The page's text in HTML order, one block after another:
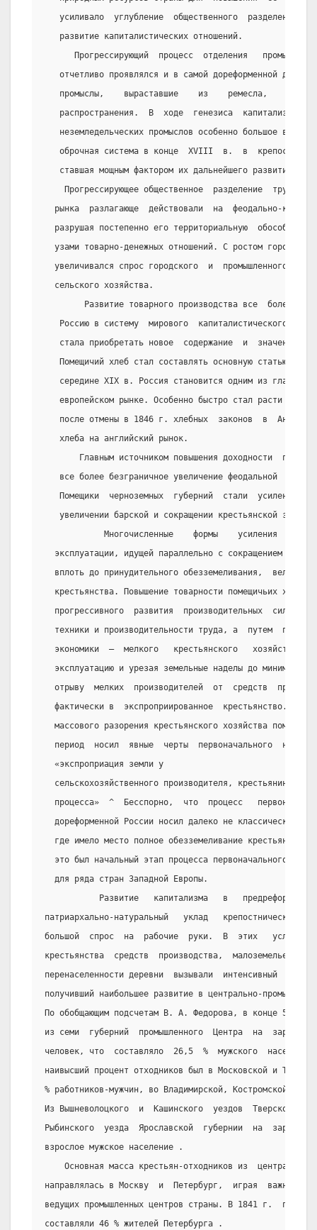
усиливало  углубление  общественного  разделения
   развитие капиталистических отношений.
Прогрессирующий  процесс  отделения
отчетливо проявлялся и в самой дореформенной
промыслы,    выраставшие    из    ремесла,
распространения.  В  ходе  генезиса  капитализма
неземледельческих промыслов особенно большое
оброчная система в конце  XVIII  в.  в  крепостной
   ставшая мощным фактором их дальнейшего развития.
Прогрессирующее общественное  разделение  труда,
рынка  разлагающе  действовали  на  феодально-
разрушая постепенно его территориальную
узами товарно-денежных отношений. С ростом городов и
увеличивался спрос городского  и  промышленного
  сельского хозяйства.
Развитие товарного производства все  более
Россию в систему  мирового  капиталистического
стала приобретать новое  содержание  и  значение
Помещичий хлеб стал составлять основную статью
середине XIX в. Россия становится одним из главных
европейском рынке. Особенно быстро стал расти
после отмены в 1846 г. хлебных  законов  в  Англии,
   хлеба на английский рынок.
Главным источником повышения доходности
все более безграничное увеличение феодальной
Помещики  черноземных  губерний  стали  усиленно
увеличении барской и сокращении крестьянской
Многочисленные    формы    усиления
эксплуатации, идущей параллельно с сокращением
вплоть до принудительного обезземеливания,  вели  к
крестьянства. Повышение товарности помещичьих
прогрессивного  развития  производительных  сил,  не
техники и производительности труда, а  путем
экономики  —  мелкого   крестьянского   хозяйства.
эксплуатацию и урезая земельные наделы до минимума,
отрыву  мелких  производителей  от  средств
фактически в  экспроприированное  крестьянство.  В
массового разорения крестьянского хозяйства
период  носил  явные  черты  первоначального
  «экспроприация земли у
сельскохозяйственного производителя, крестьянина,
процесса»  ^  Бесспорно,  что  процесс
дореформенной России носил далеко не классическую
где имело место полное обезземеливание крестьянства.
это был начальный этап процесса первоначального
  для ряда стран Западной Европы.
Развитие   капитализма   в
патриархально-натуральный   уклад   крепостнической
большой  спрос  на  рабочие  руки.  В  этих   условиях
крестьянства  средств  производства,  малоземелье   и
перенаселенности деревни  вызывали  интенсивный  рост
получивший наибольшее развитие в центрально-
По обобщающим подсчетам В. А. Федорова, в конце 50-х
из семи  губерний  промышленного  Центра  на
человек, что  составляло  26,5  %  мужского
наивысший процент отходников был в Московской и
% работников-мужчин, во Владимирской, Костромской и
Из Вышневолоцкого  и  Кашинского  уездов  Тверской
Рыбинского  уезда  Ярославской  губернии  на
взрослое мужское население .
Основная масса крестьян-отходников из  центрально-
направлялась в Москву  и  Петербург,  играя  важную
ведущих промышленных центров страны. В 1841 г.
составляли 46 % жителей Петербурга .